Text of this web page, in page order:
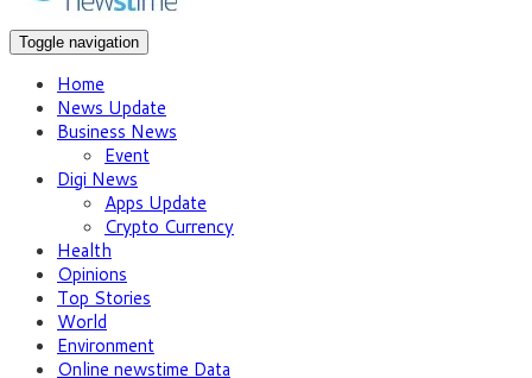
Toggle navigation
Home
News Update
Business News
Event
Digi News
Apps Update
Crypto Currency
Health
Opinions
Top Stories
World
Environment
Online newstime Data